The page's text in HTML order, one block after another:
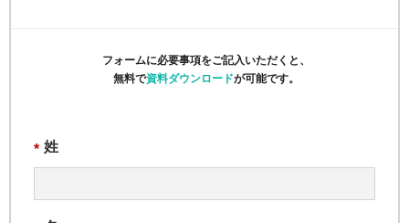
フォームに必要事項をご記入いただくと、
無料で資料ダウンロードが可能です。
* 姓